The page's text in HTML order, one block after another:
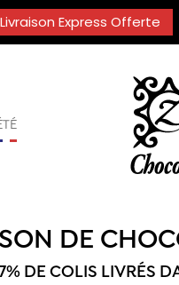
Livraison Express Offerte
DE
DE COLIS LIVRÉS